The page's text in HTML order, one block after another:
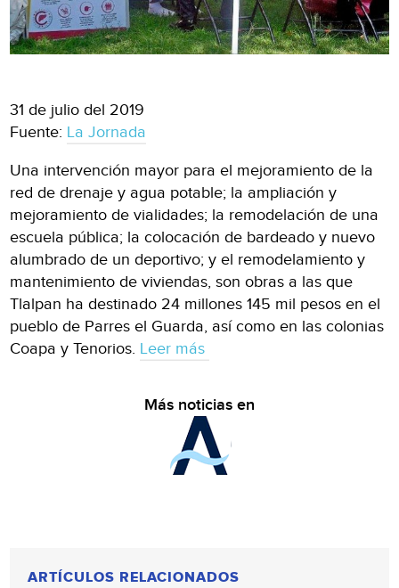
31 de julio del 2019
Fuente: La Jornada
Una intervención mayor para el mejoramiento de la
red de drenaje y agua potable; la ampliación y
mejoramiento de vialidades; la remodelación de una
escuela pública; la colocación de bardeado y nuevo
alumbrado de un deportivo; y el remodelamiento y
mantenimiento de viviendas, son obras a las que
Tlalpan ha destinado 24 millones 145 mil pesos en el
pueblo de Parres el Guarda, así como en las colonias
Coapa y Tenorios. Leer más
Más noticias en
ARTÍCULOS RELACIONADOS